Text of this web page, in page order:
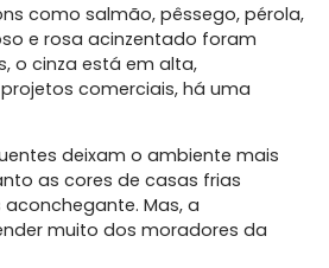
como salmão, pêssego, pérola,
e rosa acinzentado foram
o cinza está em alta,
comerciais, há uma
deixam o ambiente mais
as cores de casas frias
Mas, a
muito dos moradores da